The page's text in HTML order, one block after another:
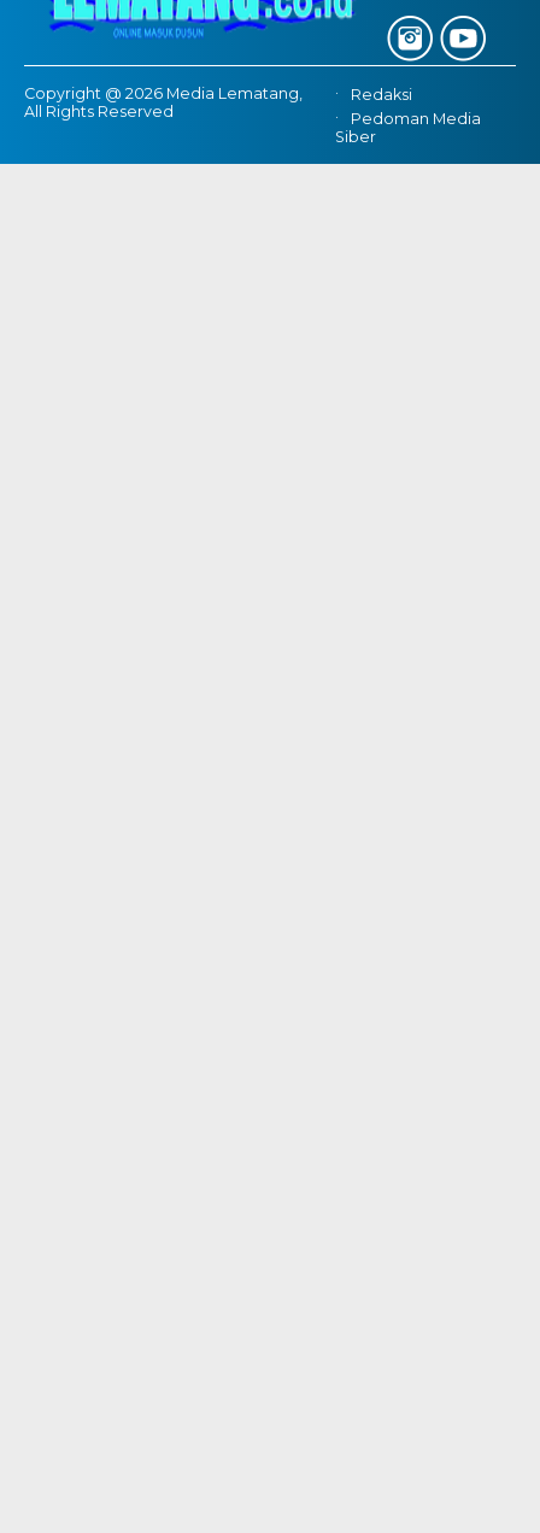
Copyright @ 2026 Media Lematang,
All Rights Reserved
Redaksi
Pedoman Media
Siber